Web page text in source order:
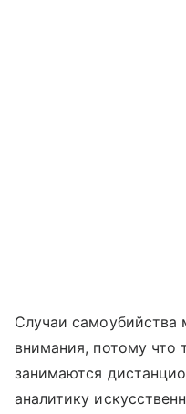
Случаи самоубийства
внимания, потому что
занимаются
аналитику